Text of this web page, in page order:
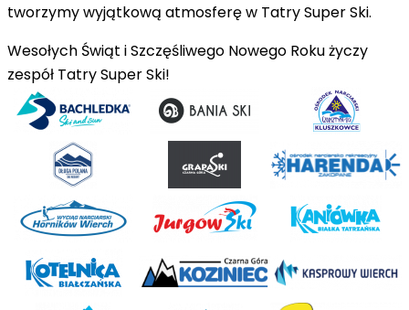
tworzymy wyjątkową atmosferę w Tatry Super Ski.
Wesołych Świąt i Szczęśliwego Nowego Roku życzy
zespół Tatry Super Ski!